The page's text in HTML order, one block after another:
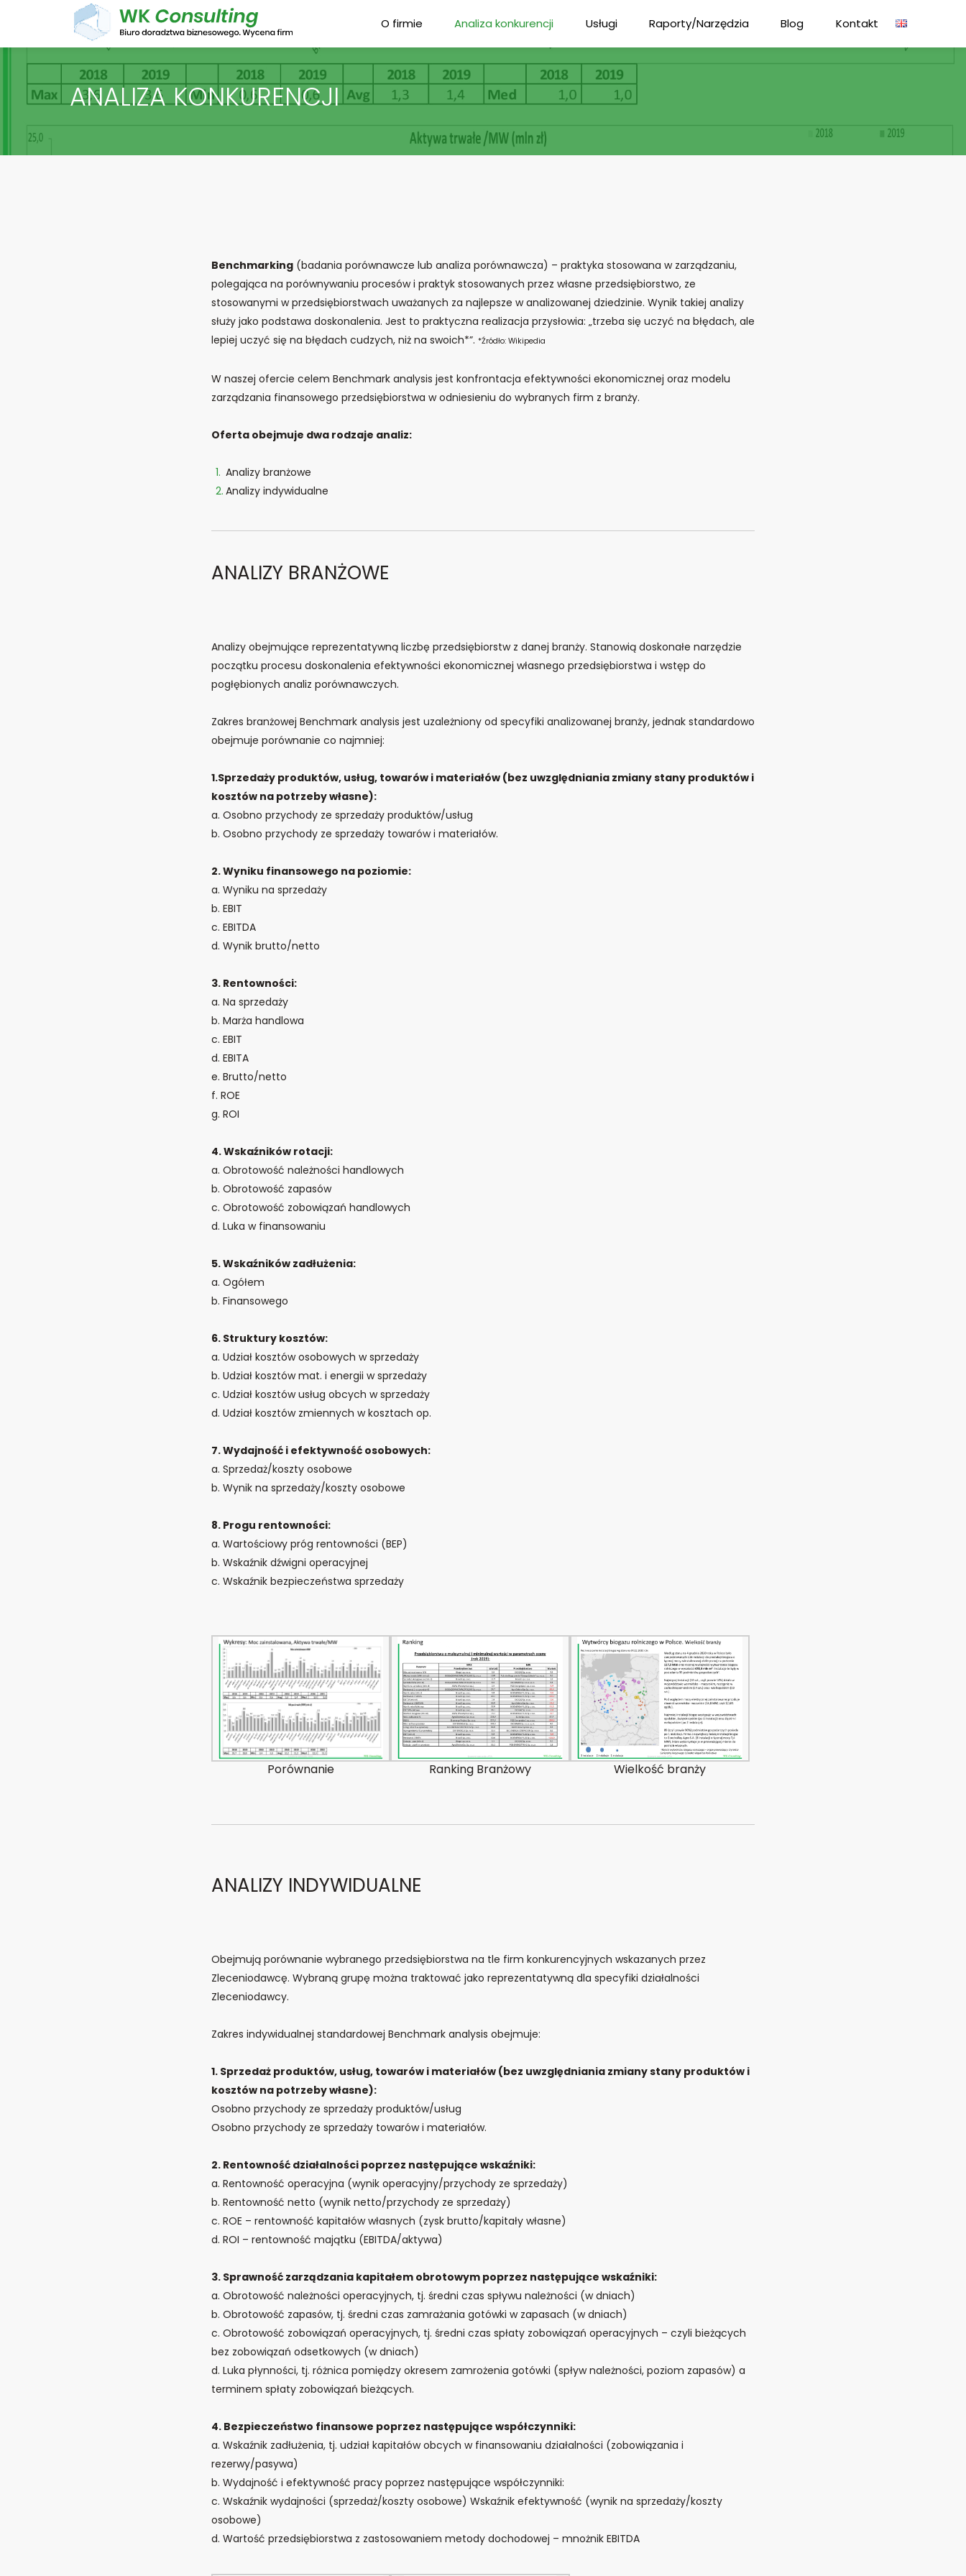
O firmie Analiza konkurencji Usługi Raporty/Narzędzia Blog Kontakt
ANALIZA KONKURENCJI
Benchmarking(badania porównawcze lub analiza porównawcza) – praktyka stosowana w zarządzaniu,
polegająca na porównywaniu procesów i praktyk stosowanych przez własne przedsiębiorstwo, ze
stosowanymi w przedsiębiorstwach uważanych za najlepsze w analizowanej dziedzinie. Wynik takiej analizy
służy jako podstawa doskonalenia. Jest to praktyczna realizacja przysłowia: „trzeba się uczyć na błędach, ale
lepiej uczyć się na błędach cudzych, niż na swoich*”. *Źródło: Wikipedia
W naszej ofercie celem Benchmark analysis jest konfrontacja efektywności ekonomicznej oraz modelu
zarządzania finansowego przedsiębiorstwa w odniesieniu do wybranych firm z branży.
Oferta obejmuje dwa rodzaje analiz:
Analizy branżowe
Analizy indywidualne
ANALIZY BRANŻOWE
Analizy obejmujące reprezentatywną liczbę przedsiębiorstw z danej branży. Stanowią doskonałe narzędzie
początku procesu doskonalenia efektywności ekonomicznej własnego przedsiębiorstwa i wstęp do
pogłębionych analiz porównawczych.
Zakres branżowej Benchmark analysis jest uzależniony od specyfiki analizowanej branży, jednak standardowo
obejmuje porównanie co najmniej:
1.Sprzedaży produktów, usług, towarów i materiałów (bez uwzględniania zmiany stany produktów i
kosztów na potrzeby własne):
a. Osobno przychody ze sprzedaży produktów/usług
b. Osobno przychody ze sprzedaży towarów i materiałów.
2. Wyniku finansowego na poziomie:
a. Wyniku na sprzedaży
b. EBIT
c. EBITDA
d. Wynik brutto/netto
3. Rentowności:
a. Na sprzedaży
b. Marża handlowa
c. EBIT
d. EBITA
e. Brutto/netto
f. ROE
g. ROI
4. Wskaźników rotacji:
a. Obrotowość należności handlowych
b. Obrotowość zapasów
c. Obrotowość zobowiązań handlowych
d. Luka w finansowaniu
5. Wskaźników zadłużenia:
a. Ogółem
b. Finansowego
6. Struktury kosztów:
a. Udział kosztów osobowych w sprzedaży
b. Udział kosztów mat. i energii w sprzedaży
c. Udział kosztów usług obcych w sprzedaży
d. Udział kosztów zmiennych w kosztach op.
7. Wydajność i efektywność osobowych:
a. Sprzedaż/koszty osobowe
b. Wynik na sprzedaży/koszty osobowe
8. Progu rentowności:
a. Wartościowy próg rentowności (BEP)
b. Wskaźnik dźwigni operacyjnej
c. Wskaźnik bezpieczeństwa sprzedaży
Porównanie Ranking Branżowy Wielkość branży
ANALIZY INDYWIDUALNE
Obejmują porównanie wybranego przedsiębiorstwa na tle firm konkurencyjnych wskazanych przez
Zleceniodawcę. Wybraną grupę można traktować jako reprezentatywną dla specyfiki działalności
Zleceniodawcy.
Zakres indywidualnej standardowej Benchmark analysis obejmuje:
1. Sprzedaż produktów, usług, towarów i materiałów (bez uwzględniania zmiany stany produktów i
kosztów na potrzeby własne):
Osobno przychody ze sprzedaży produktów/usług
Osobno przychody ze sprzedaży towarów i materiałów.
2. Rentowność działalności poprzez następujące wskaźniki:
a. Rentowność operacyjna (wynik operacyjny/przychody ze sprzedaży)
b. Rentowność netto (wynik netto/przychody ze sprzedaży)
c. ROE – rentowność kapitałów własnych (zysk brutto/kapitały własne)
d. ROI – rentowność majątku (EBITDA/aktywa)
3. Sprawność zarządzania kapitałem obrotowym poprzez następujące wskaźniki:
a. Obrotowość należności operacyjnych, tj. średni czas spływu należności (w dniach)
b. Obrotowość zapasów, tj. średni czas zamrażania gotówki w zapasach (w dniach)
c. Obrotowość zobowiązań operacyjnych, tj. średni czas spłaty zobowiązań operacyjnych – czyli bieżących
bez zobowiązań odsetkowych (w dniach)
d. Luka płynności, tj. różnica pomiędzy okresem zamrożenia gotówki (spływ należności, poziom zapasów) a
terminem spłaty zobowiązań bieżących.
4. Bezpieczeństwo finansowe poprzez następujące współczynniki:
a. Wskaźnik zadłużenia, tj. udział kapitałów obcych w finansowaniu działalności (zobowiązania i
rezerwy/pasywa)
b. Wydajność i efektywność pracy poprzez następujące współczynniki:
c. Wskaźnik wydajności (sprzedaż/koszty osobowe) Wskaźnik efektywność (wynik na sprzedaży/koszty
osobowe)
d. Wartość przedsiębiorstwa z zastosowaniem metody dochodowej – mnożnik EBITDA